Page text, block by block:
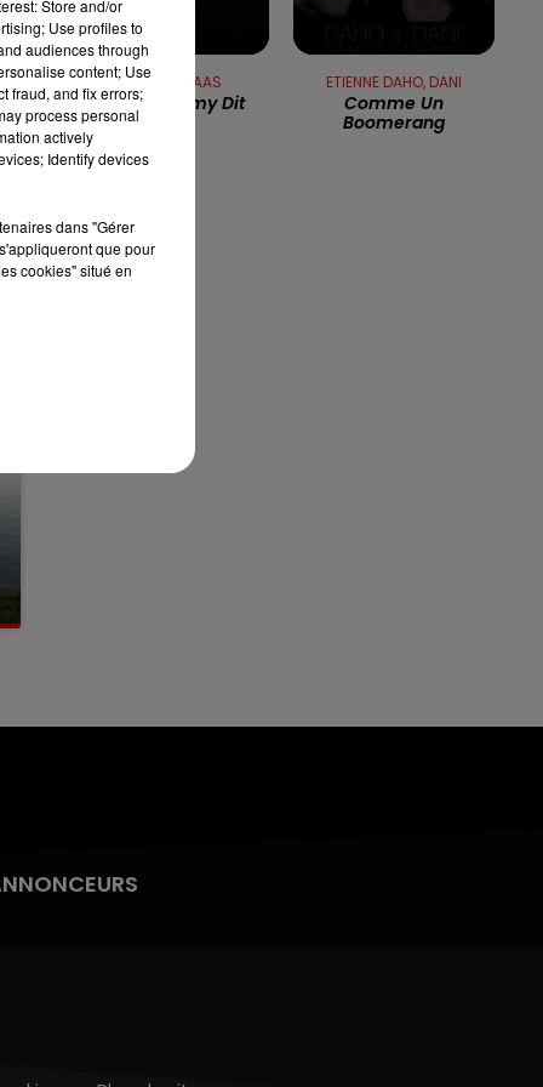
13h00 - 16h00
LES APRÈS-MIDI QUI CHANTENT
PATRICIA KAAS
Quand Jimmy Dit
ETIENNE DAHO, DANI
Comme Un
Boomerang
Store and/or
Use profiles to
audiences through
content; Use
fraud, and fix errors;
process personal
actively
Identify devices
dans "Gérer
que pour
cookies" situé en